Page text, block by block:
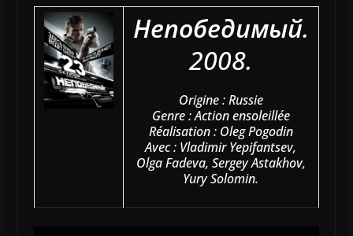
Непобедимый.
2008.
Origine : Russie
Genre : Action ensoleillée
Réalisation : Oleg Pogodin
Avec : Vladimir Yepifantsev,
Olga Fadeva, Sergey Astakhov,
Yury Solomin.